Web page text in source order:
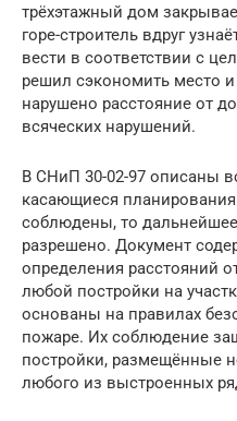
трёхэтажный дом
горе-строитель вдруг
вести в соответствии с
решил сэкономить место
нарушено расстояние от
всяческих нарушений.
В СНиП 30-02-97 описаны
касающиеся
соблюдены, то дальнейшее
разрешено. Документ
определения расстояний
любой постройки на
основаны на правилах
пожаре. Их соблюдение
постройки, размещённые
любого из выстроенных